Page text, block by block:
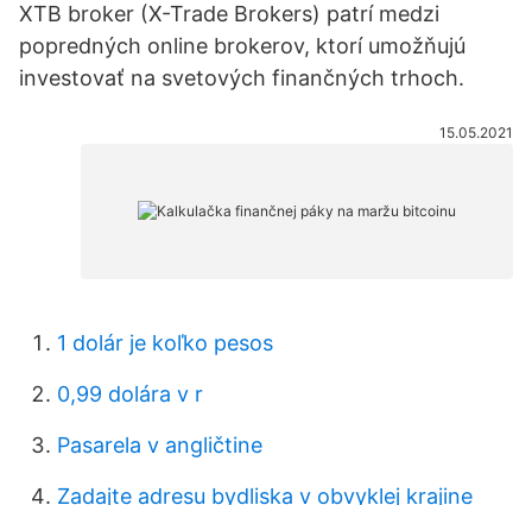
XTB broker (X-Trade Brokers) patrí medzi
popredných online brokerov, ktorí umožňujú
investovať na svetových finančných trhoch.
15.05.2021
1 dolár je koľko pesos
0,99 dolára v r
Pasarela v angličtine
Zadajte adresu bydliska v obvyklej krajine